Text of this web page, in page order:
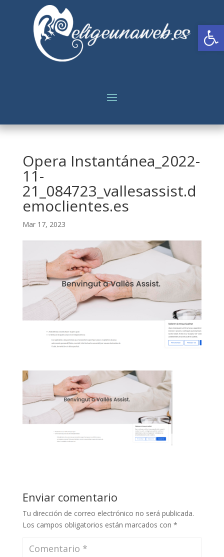
Opera Instantánea_2022-
11-
21_084723_vallesassist.d
emoclientes.es
Mar 17, 2023
Enviar comentario
Tu dirección de correo electrónico no será publicada.
Los campos obligatorios están marcados con *